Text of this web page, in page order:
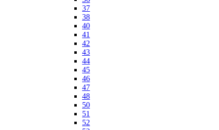
37
38
40
41
42
43
44
45
46
47
48
50
51
52